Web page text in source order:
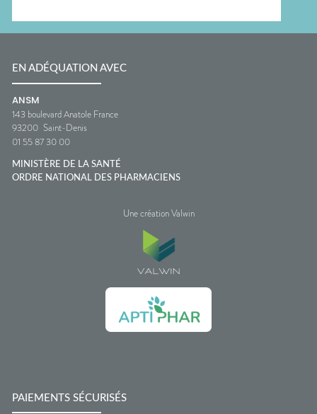
EN ADÉQUATION AVEC
ANSM
143 boulevard Anatole France
93200 Saint-Denis
01 55 87 30 00
MINISTÈRE DE LA SANTÉ
ORDRE NATIONAL DES PHARMACIENS
Une création Valwin
PAIEMENTS SÉCURISÉS